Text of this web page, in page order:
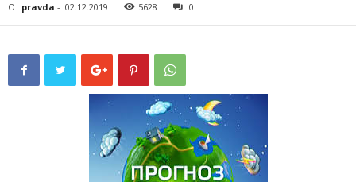
От pravda - 02.12.2019 5628 0